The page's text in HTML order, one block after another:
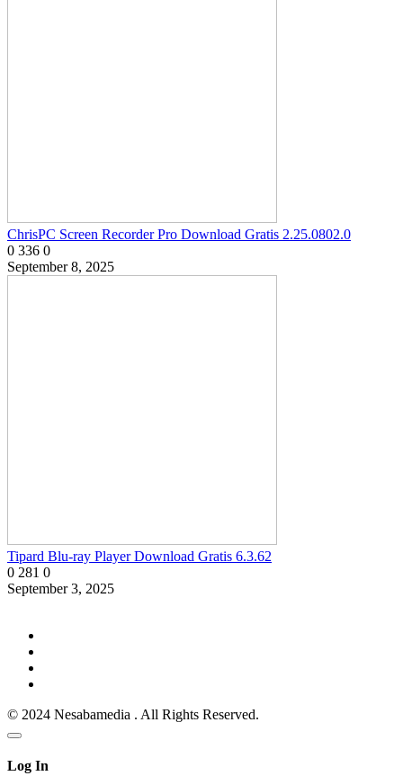
ChrisPC Screen Recorder Pro Download Gratis 2.25.0802.0
0 336 0
September 8, 2025
Tipard Blu-ray Player Download Gratis 6.3.62
0 281 0
September 3, 2025
© 2024 Nesabamedia . All Rights Reserved.
Log In